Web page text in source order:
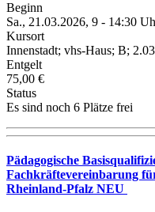
Beginn
Sa., 21.03.2026, 9 - 14:30
Kursort
Innenstadt; vhs-Haus; B; 2.03
Entgelt
75,00 €
Status
Es sind noch 6 Plätze frei
Pädagogische
Fachkräftevereinbarung
Rheinland-Pfalz NEU